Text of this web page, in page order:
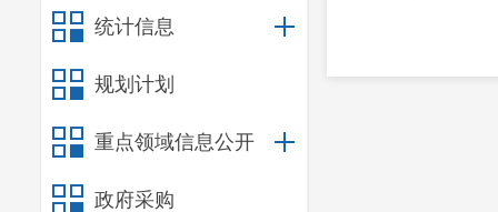
统计信息
规划计划
重点领域信息公开
政府采购